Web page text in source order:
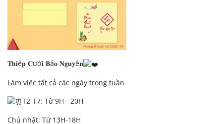
𝐓𝐡𝐢ệ𝐩 𝐂ướ𝐢 𝐁ả𝐨 𝐍𝐠𝐮𝐲ê𝐧
Làm việc tất cả các ngày trong tuần
T2-T7: Từ 9H - 20H
Chủ nhật: Từ 13H-18H